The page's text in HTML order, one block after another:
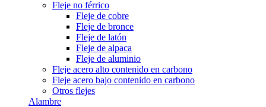
Fleje no férrico
Fleje de cobre
Fleje de bronce
Fleje de latón
Fleje de alpaca
Fleje de aluminio
Fleje acero alto contenido en carbono
Fleje acero bajo contenido en carbono
Otros flejes
Alambre